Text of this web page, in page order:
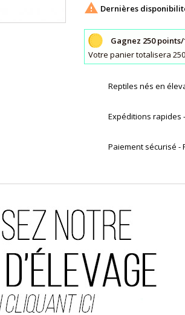
 Dernières
Gagnez 250
Votre panier totalisera
Reptiles nés en
Expéditions rapides
Paiement sécurisé -